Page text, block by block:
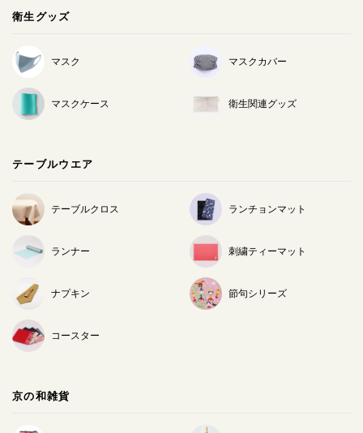
衛生グッズ
マスク マスクカバー
マスクケース 衛生関連グッズ
テーブルウエア
テーブルクロス ランチョンマット
ランナー 刺繍ティーマット
ナプキン 節句シリーズ
コースター
京の和雑貨